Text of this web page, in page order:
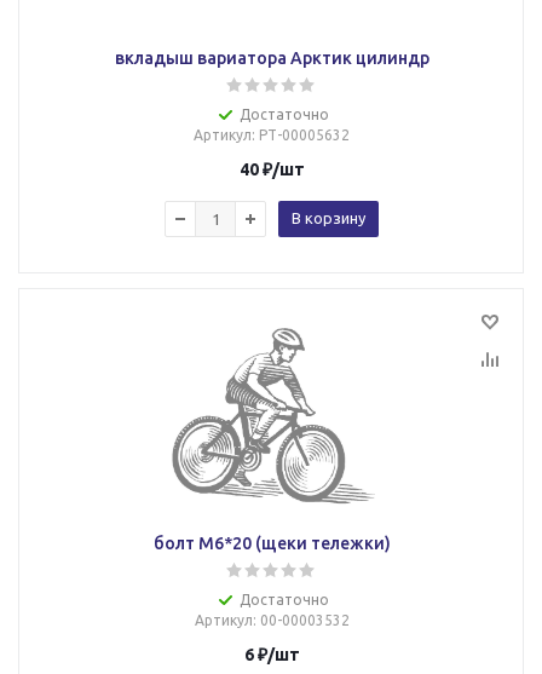
вкладыш вариатора Арктик цилиндр
Достаточно
Артикул: РТ-00005632
40₽/шт
В корзину
болт М6*20 (щеки тележки)
Достаточно
Артикул: 00-00003532
6₽/шт